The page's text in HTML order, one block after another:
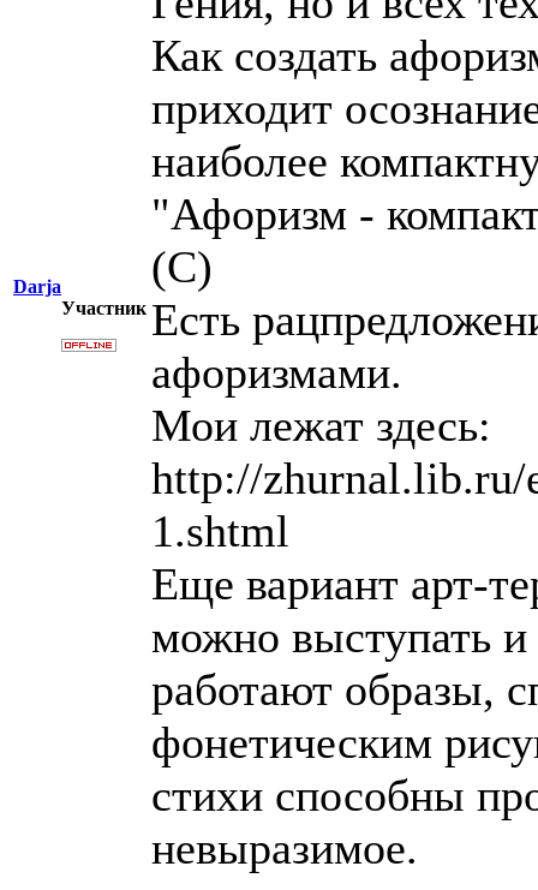
Darja
Участник
Как создать
приходит
наиболее
"Афоризм -
(С)
Есть
афоризмами.
Мои лежат здесь:
http://zhurnal.lib.ru/
1.shtml
Еще вариант арт-
можно выступать
работают образы,
фонетическим
стихи способны
невыразимое.